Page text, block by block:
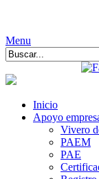
Menu
Inicio
Apoyo
Vivero
PAEM
PAE